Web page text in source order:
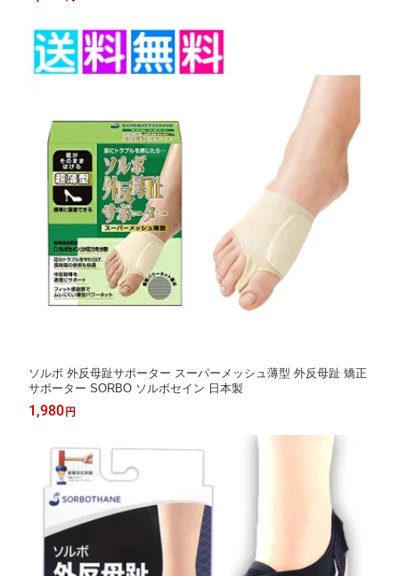
ソルボ 外反母趾サポーター スーパーメッシュ薄型 外反母趾 矯正
サポーター SORBO ソルボセイン 日本製
1,980 円